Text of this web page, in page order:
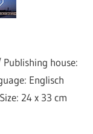
house:
Englisch
24 x 33 cm